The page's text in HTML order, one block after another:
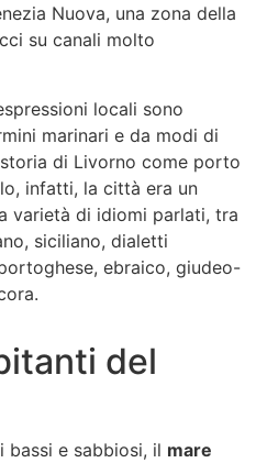
Nuova, una zona della
su canali molto
locali sono
marinari e da modi di
di Livorno come porto
infatti, la città era un
varietà di idiomi parlati, tra
siciliano, dialetti
ebraico, giudeo-
del
bassi e sabbiosi, il mare